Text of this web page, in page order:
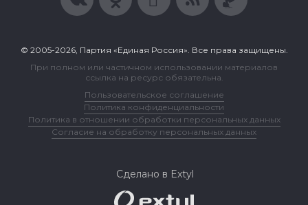
© 2005-2026, Партия «Единая Россия». Все права защищены.
При полном или частичном использовании материалов
ссылка на ресурс обязательна.
Пользовательское соглашение
Политика конфиденциальности
Политика в отношении обработки персональных данных
Согласие на обработку персональных данных
Сделано в Extyl